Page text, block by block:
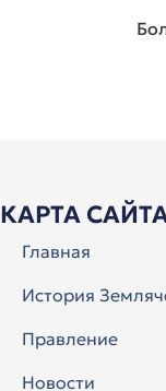
КАРТА
Главная
История
Правление
Новости